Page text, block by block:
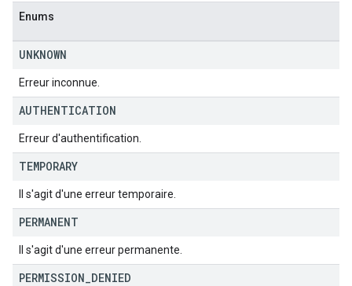
Enums
UNKNOWN
Erreur inconnue.
AUTHENTICATION
Erreur d'authentification.
TEMPORARY
Il s'agit d'une erreur temporaire.
PERMANENT
Il s'agit d'une erreur permanente.
PERMISSION DENIED